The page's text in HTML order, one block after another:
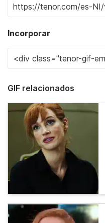
Incorporar
GIF relacionados